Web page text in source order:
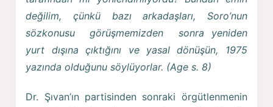
değilim, çünkü bazı arkadaşları, Soro’nun
sözkonusu görüşmemizden sonra yeniden
yurt dışına çıktığını ve yasal dönüşün, 1975
yazında olduğunu söylüyorlar. (Age s. 8)
Dr. Şıvan’ın partisinden sonraki örgütlenmenin